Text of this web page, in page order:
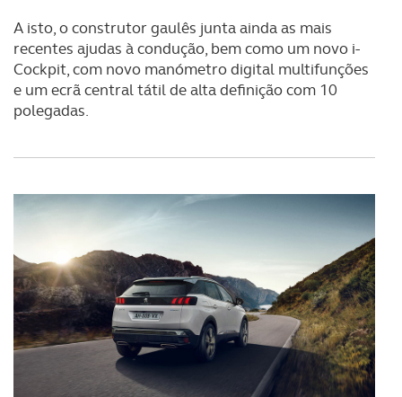
A isto, o construtor gaulês junta ainda as mais
recentes ajudas à condução, bem como um novo i-
Cockpit, com novo manómetro digital multifunções
e um ecrã central tátil de alta definição com 10
polegadas.